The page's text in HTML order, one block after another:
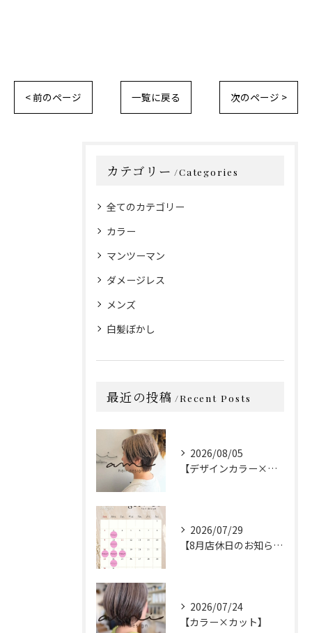
< 前のページ 一覧に戻る 次のページ >
カテゴリー Categories
全てのカテゴリー
カラー
マンツーマン
ダメージレス
メンズ
白髪ぼかし
最近の投稿 Recent Posts
2026/08/05
【デザインカラー×カット】
2026/07/29
【8月店休日のお知らせ】
2026/07/24
【カラー×カット】